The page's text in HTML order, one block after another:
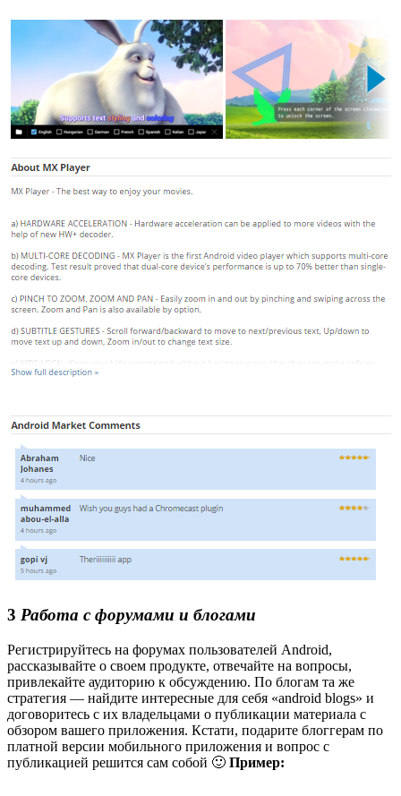
3 Работа с форумами и блогами
Регистрируйтесь на форумах пользователей Android,
рассказывайте о своем продукте, отвечайте на вопросы,
привлекайте аудиторию к обсуждению. По блогам та же
стратегия — найдите интересные для себя «android blogs» и
договоритесь с их владельцами о публикации материала с
обзором вашего приложения. Кстати, подарите блоггерам по
платной версии мобильного приложения и вопрос с
публикацией решится сам собой 🙂 Пример: